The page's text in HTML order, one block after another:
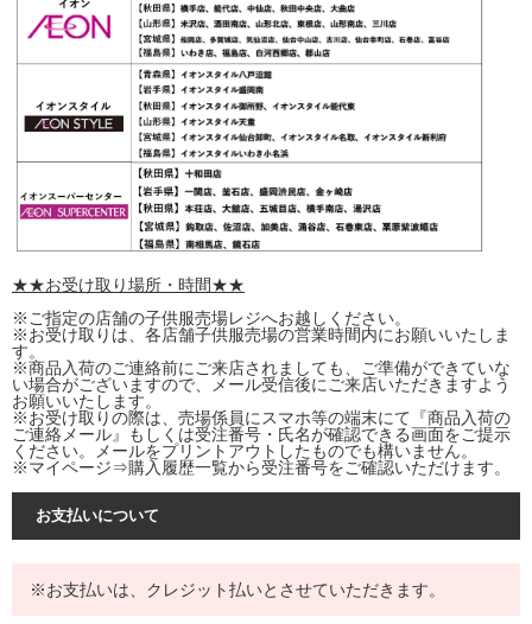
★★お受け取り場所・時間★★
※ご指定の店舗の子供服売場レジへお越しください。
※お受け取りは、各店舗子供服売場の営業時間内にお願いいたしま
す。
※商品入荷のご連絡前にご来店されましても、ご準備ができていな
い場合がございますので、メール受信後にご来店いただきますよう
お願いいたします。
※お受け取りの際は、売場係員にスマホ等の端末にて『商品入荷の
ご連絡メール』もしくは受注番号・氏名が確認できる画面をご提示
ください。メールをプリントアウトしたものでも構いません。
※マイページ⇒購入履歴一覧から受注番号をご確認いただけます。
お支払いについて
※お支払いは、クレジット払いとさせていただきます。